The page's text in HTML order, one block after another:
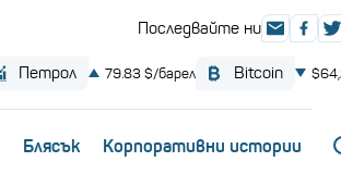
Блясък Корпоративни истории